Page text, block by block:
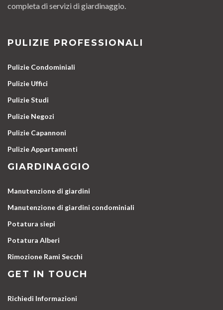
completa di servizi di giardinaggio.
PULIZIE PROFESSIONALI
Pulizie Condominiali
Pulizie Uffici
Pulizie Studi
Pulizie Negozi
Pulizie Capannoni
Pulizie Appartamenti
GIARDINAGGIO
Manutenzione di giardini
Manutenzione di giardini condominiali
Potatura siepi
Potatura Alberi
Rimozione Rami Secchi
GET IN TOUCH
Richiedi Informazioni